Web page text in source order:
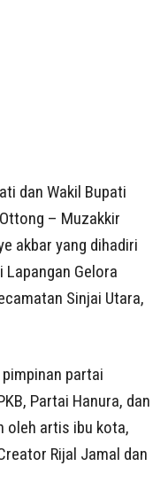
dan Wakil Bupati
– Muzakkir
akbar yang dihadiri
Gelora
Sinjai Utara,
partai
Partai Hanura, dan
oleh artis ibu kota,
Rijal Jamal dan